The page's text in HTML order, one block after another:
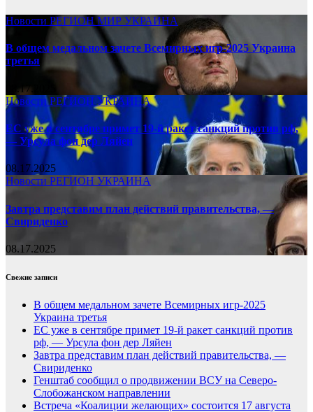
Новости РЕГИОНМИР УКРАИНА
В общем медальном зачете Всемирных игр-2025 Украина
третья
08.17.2025
НовостиРЕГИОНУКРАИНА
ЕС уже в сентябре примет 19-й ракет санкций против рф,
— Урсула фон дер Ляйен
08.17.2025
Новости РЕГИОН УКРАИНА
Завтра представим план действий правительства, —
Свириденко
08.17.2025
Свежие записи
В общем медальном зачете Всемирных игр-2025
Украина третья
ЕС уже в сентябре примет 19-й ракет санкций против
рф, — Урсула фон дер Ляйен
Завтра представим план действий правительства, —
Свириденко
Генштаб сообщил о продвижении ВСУ на Северо-
Слобожанском направлении
Встреча «Коалиции желающих» состоится 17 августа